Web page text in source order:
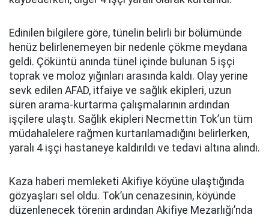
Edinilen bilgilere göre, tünelin belirli bir bölümünde
henüz belirlenemeyen bir nedenle çökme meydana
geldi. Çöküntü anında tünel içinde bulunan 5 işçi
toprak ve moloz yığınları arasında kaldı. Olay yerine
sevk edilen AFAD, itfaiye ve sağlık ekipleri, uzun
süren arama-kurtarma çalışmalarının ardından
işçilere ulaştı. Sağlık ekipleri Necmettin Tok’un tüm
müdahalelere rağmen kurtarılamadığını belirlerken,
yaralı 4 işçi hastaneye kaldırıldı ve tedavi altına alındı.
Kaza haberi memleketi Akifiye köyüne ulaştığında
gözyaşları sel oldu. Tok’un cenazesinin, köyünde
düzenlenecek törenin ardından Akifiye Mezarlığı’nda